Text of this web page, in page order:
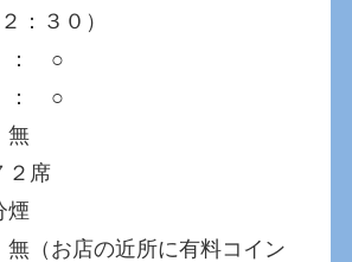
：３０）
： ○
： ○
席
（お店の近所に有料コイン